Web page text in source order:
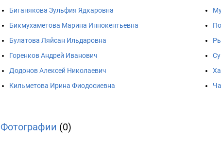
Биганякова Зульфия Ядкаровна
Бикмухаметова Марина Иннокентьевна
Булатова Ляйсан Ильдаровна
Горенков Андрей Иванович
Додонов Алексей Николаевич
Кильметова Ирина Фиодосиевна
Фотографии (0)